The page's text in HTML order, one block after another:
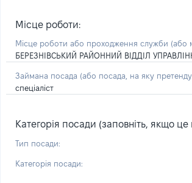
Місце роботи:
Місце роботи або проходження служби (або
БЕРЕЗНІВСЬКИЙ РАЙОННИЙ ВІДДІЛ
Займана посада (або посада, на яку
спеціаліст
Категорія посади (заповніть, якщо це
Тип посади:
Категорія посади: